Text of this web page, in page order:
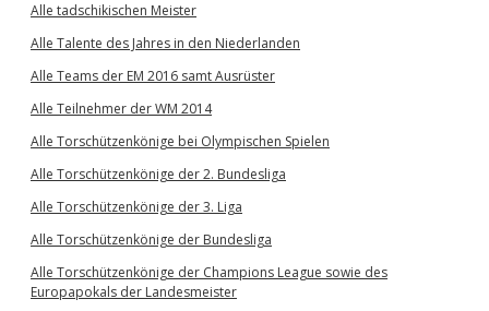
Alle tadschikischen Meister
Alle Talente des Jahres in den Niederlanden
Alle Teams der EM 2016 samt Ausrüster
Alle Teilnehmer der WM 2014
Alle Torschützenkönige bei Olympischen Spielen
Alle Torschützenkönige der 2. Bundesliga
Alle Torschützenkönige der 3. Liga
Alle Torschützenkönige der Bundesliga
Alle Torschützenkönige der Champions League sowie des
Europapokals der Landesmeister